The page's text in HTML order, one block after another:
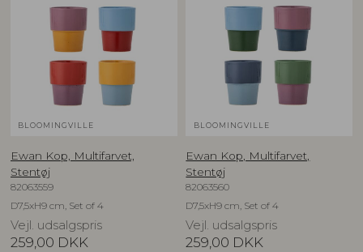
BLOOMINGVILLE
Ewan Kop, Multifarvet,
Stentøj
82063559
D7,5xH9 cm, Set of 4
Vejl. udsalgspris
259,00 DKK
BLOOMINGVILLE
Ewan Kop, Multifarvet,
Stentøj
82063560
D7,5xH9 cm, Set of 4
Vejl. udsalgspris
259,00 DKK